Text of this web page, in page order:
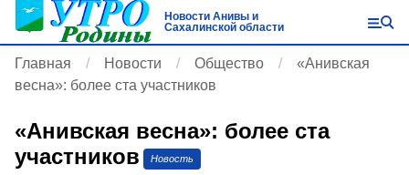
Новости Анивы и
Сахалинской области
Главная Новости Общество
«Анивская
весна»: более ста участников
«Анивская весна»: более ста
участников
Новость